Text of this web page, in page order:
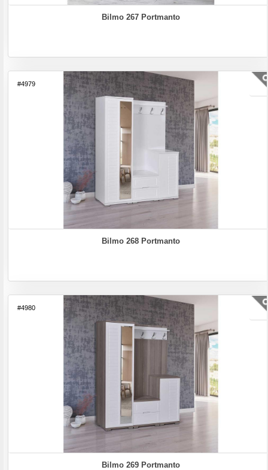
Bilmo 267 Portmanto
#4979
Bilmo 268 Portmanto
#4980
Bilmo 269 Portmanto